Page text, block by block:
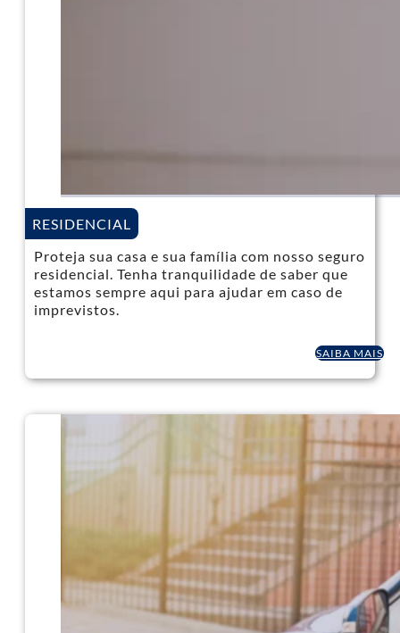
Proteja sua casa e sua família com nosso seguro
residencial. Tenha tranquilidade de saber que
estamos sempre aqui para ajudar em caso de
imprevistos.
SAIBA MAIS
RESIDENCIAL